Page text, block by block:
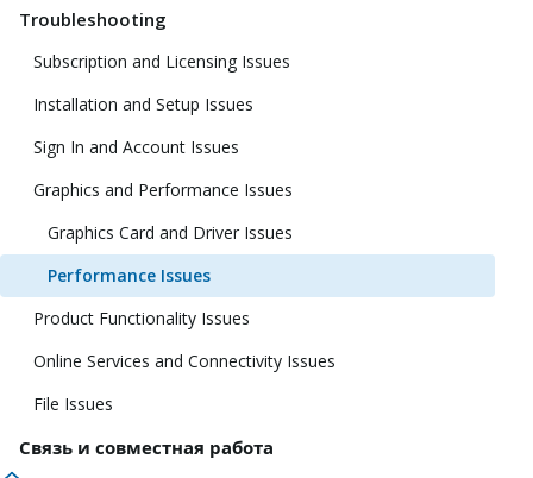
Troubleshooting
Subscription and Licensing Issues
Installation and Setup Issues
Sign In and Account Issues
Graphics and Performance Issues
Graphics Card and Driver Issues
Performance Issues
Product Functionality Issues
Online Services and Connectivity Issues
File Issues
Связь и совместная работа